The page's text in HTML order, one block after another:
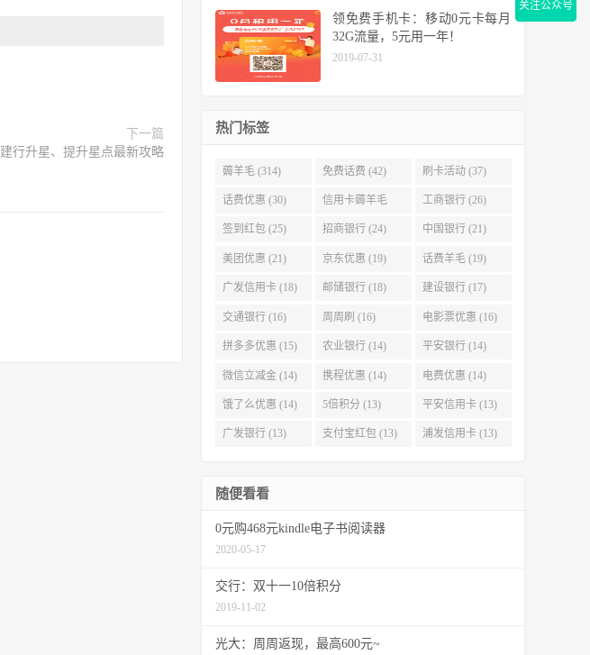
下一篇
建行升星、提升星点最新攻略
领免费手机卡：移动0元卡每月
32G流量，5元用一年！
2019-07-31
热门标签
薅羊毛 (314) 免费话费 (42) 刷卡活动 (37)
话费优惠 (30) 信用卡薅羊毛
(29)
工商银行 (26)
签到红包 (25) 招商银行 (24) 中国银行 (21)
美团优惠 (21) 京东优惠 (19) 话费羊毛 (19)
广发信用卡 (18) 邮储银行 (18) 建设银行 (17)
交通银行 (16) 周周刷 (16) 电影票优惠 (16)
拼多多优惠 (15) 农业银行 (14) 平安银行 (14)
微信立减金 (14) 携程优惠 (14) 电费优惠 (14)
饿了么优惠 (14) 5倍积分 (13) 平安信用卡 (13)
广发银行 (13) 支付宝红包 (13) 浦发信用卡 (13)
随便看看
0元购468元kindle电子书阅读器
2020-05-17
交行：双十一10倍积分
2019-11-02
光大：周周返现，最高600元~
关注公众号